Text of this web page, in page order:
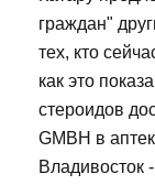
граждан"
тех, кто
как это
стероидов
GMBH в
Владивосток